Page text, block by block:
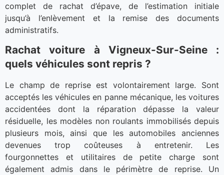
complet de rachat d’épave, de l’estimation initiale
jusqu’à l’enlèvement et la remise des documents
administratifs.
Rachat voiture à Vigneux-Sur-Seine :
quels véhicules sont repris ?
Le champ de reprise est volontairement large. Sont
acceptés les véhicules en panne mécanique, les voitures
accidentées dont la réparation dépasse la valeur
résiduelle, les modèles non roulants immobilisés depuis
plusieurs mois, ainsi que les automobiles anciennes
devenues trop coûteuses à entretenir. Les
fourgonnettes et utilitaires de petite charge sont
également admis dans le périmètre de reprise. Un